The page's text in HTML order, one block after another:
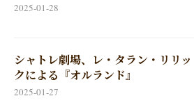
2025-01-28
シャトレ劇場、レ・タラン・リリッ
クによる『オルランド』
2025-01-27